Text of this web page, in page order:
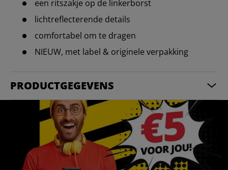
een ritszakje op de linkerborst
lichtreflecterende details
comfortabel om te dragen
NIEUW, met label & originele verpakking
PRODUCTGEGEVENS